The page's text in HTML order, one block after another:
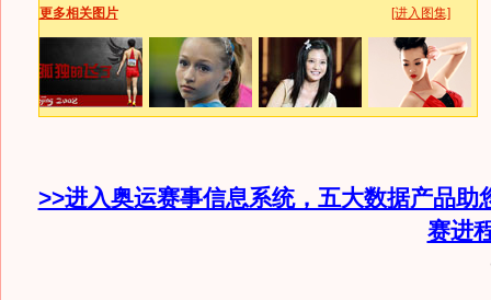
更多相关图片 [进入图集]
>>进入奥运赛事信息系统，五大数据产品助
赛进